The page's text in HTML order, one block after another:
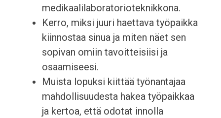
medikaalilaboratorioteknikkona.
Kerro, miksi juuri haettava työpaikka
kiinnostaa sinua ja miten näet sen
sopivan omiin tavoitteisiisi ja
osaamiseesi.
Muista lopuksi kiittää työnantajaa
mahdollisuudesta hakea työpaikkaa
ja kertoa, että odotat innolla